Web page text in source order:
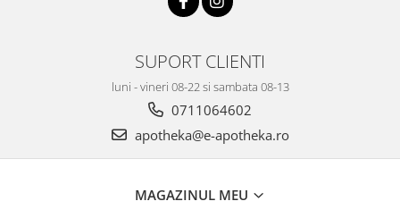
SUPORT CLIENTI
luni - vineri 08-22 si sambata 08-13
0711064602
apotheka@e-apotheka.ro
MAGAZINUL MEU